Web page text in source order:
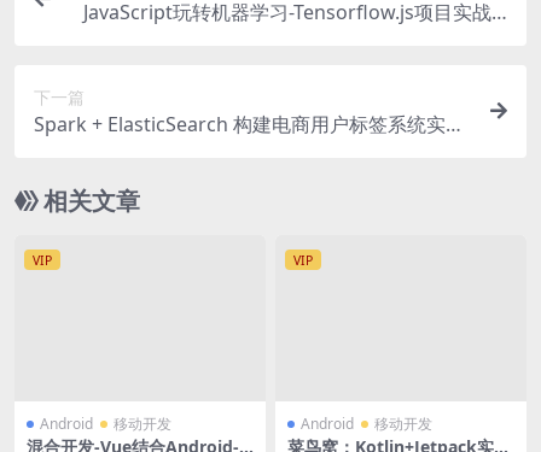
JavaScript玩转机器学习-Tensorflow.js项目实战 |
下一篇
Spark + ElasticSearch 构建电商用户标签系统实现
相关文章
VIP
Android 移动开发
混合开发-Vue结合Android-i
VIP
Android 移动开发
菜鸟窝：Kotlin+Jetpack实战